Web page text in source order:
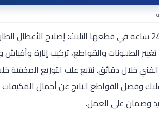
كهربائي منازل النزهة خدمة 24 ساعة في قطعها الثلاث: إصلاح الأعطال
الطبلونات والقواطع، تركيب إنارة
ليصلك الفني خلال دقائق. نتتبع علب التوزيع
وفصل القواطع الناتج عن أحمال المكيفات
وضمان على العمل.